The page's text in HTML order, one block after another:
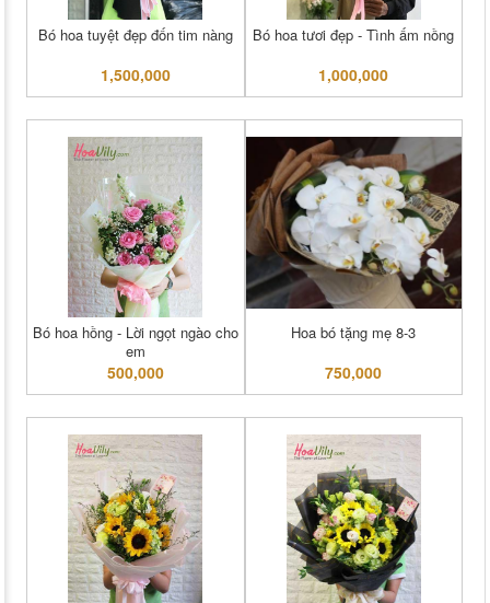
Bó hoa tuyệt đẹp đốn tim nàng
1,500,000
Bó hoa tươi đẹp - Tình ấm nồng
1,000,000
Bó hoa hồng - Lời ngọt ngào cho
em
500,000
Hoa bó tặng mẹ 8-3
750,000